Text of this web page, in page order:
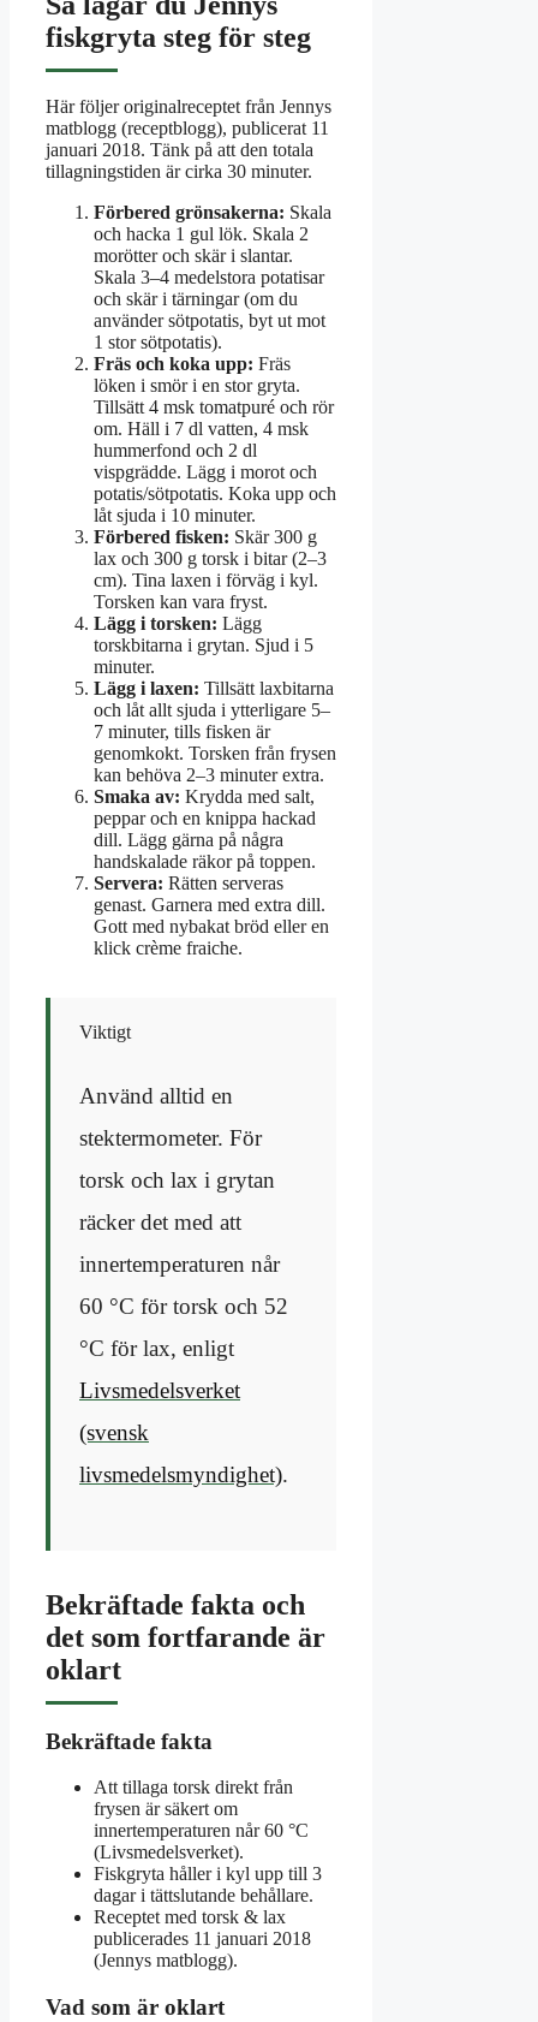
fiskgryta steg för steg
Här följer originalreceptet från Jennys
matblogg (receptblogg), publicerat 11
januari 2018. Tänk på att den totala
tillagningstiden är cirka 30 minuter.
Förbered grönsakerna: Skala
och hacka 1 gul lök. Skala 2
morötter och skär i slantar.
Skala 3–4 medelstora potatisar
och skär i tärningar (om du
använder sötpotatis, byt ut mot
1 stor sötpotatis).
Fräs och koka upp: Fräs
löken i smör i en stor gryta.
Tillsätt 4 msk tomatpuré och rör
om. Häll i 7 dl vatten, 4 msk
hummerfond och 2 dl
vispgrädde. Lägg i morot och
potatis/sötpotatis. Koka upp och
låt sjuda i 10 minuter.
Förbered fisken: Skär 300 g
lax och 300 g torsk i bitar (2–3
cm). Tina laxen i förväg i kyl.
Torsken kan vara fryst.
Lägg i torsken: Lägg
torskbitarna i grytan. Sjud i 5
minuter.
Lägg i laxen: Tillsätt laxbitarna
och låt allt sjuda i ytterligare 5–
7 minuter, tills fisken är
genomkokt. Torsken från frysen
kan behöva 2–3 minuter extra.
Smaka av: Krydda med salt,
peppar och en knippa hackad
dill. Lägg gärna på några
handskalade räkor på toppen.
Servera: Rätten serveras
genast. Garnera med extra dill.
Gott med nybakat bröd eller en
klick crème fraiche.
Viktigt
Använd alltid en
stektermometer. För
torsk och lax i grytan
räcker det med att
innertemperaturen når
60 °C för torsk och 52
°C för lax, enligt
Livsmedelsverket
(svensk
livsmedelsmyndighet).
Bekräftade fakta och
det som fortfarande är
oklart
Bekräftade fakta
Att tillaga torsk direkt från
frysen är säkert om
innertemperaturen når 60 °C
(Livsmedelsverket).
Fiskgryta håller i kyl upp till 3
dagar i tättslutande behållare.
Receptet med torsk & lax
publicerades 11 januari 2018
(Jennys matblogg).
Vad som är oklart